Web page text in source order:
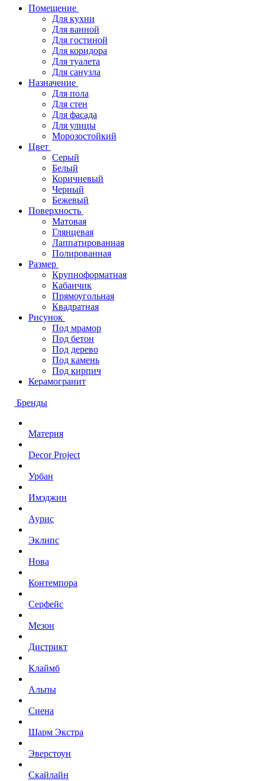
Помещение
Для кухни
Для ванной
Для гостиной
Для коридора
Для туалета
Для санузла
Назначение
Для пола
Для стен
Для фасада
Для улицы
Морозостойкий
Цвет
Серый
Белый
Коричневый
Черный
Бежевый
Поверхность
Матовая
Глянцевая
Лаппатированная
Полированная
Размер
Крупноформатная
Кабанчик
Прямоугольная
Квадратная
Рисунок
Под мрамор
Под бетон
Под дерево
Под камень
Под кирпич
Керамогранит
Бренды
Материя
Decor Project
Урбан
Имэджин
Аурис
Эклипс
Нова
Контемпора
Серфейс
Мезон
Дистрикт
Клаймб
Альпы
Сиена
Шарм Экстра
Эверстоун
Скайлайн